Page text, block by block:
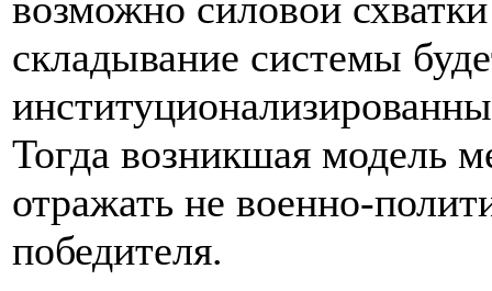
складывание системы
Тогда возникшая модель
отражать не военно-
победителя.